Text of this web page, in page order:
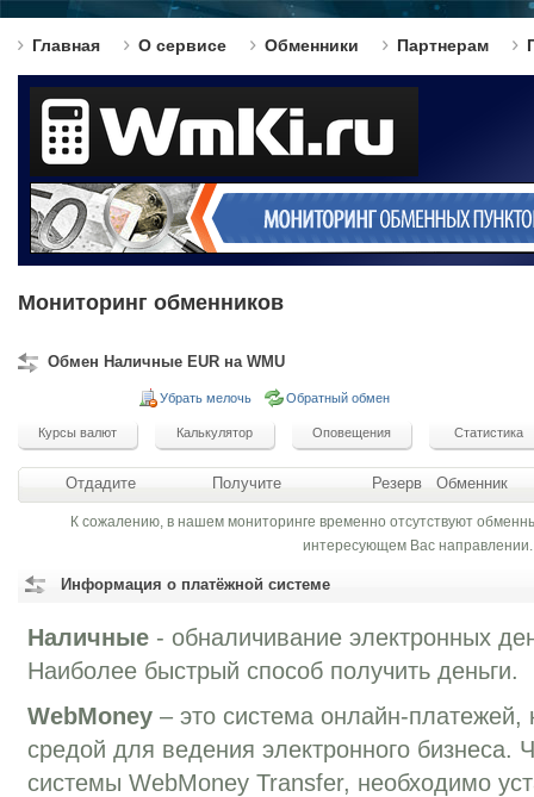
Главная О сервисе Обменники Партнерам
Мониторинг обменников
Обмен Наличные EUR на WMU
Убрать мелочь Обратный обмен
Отдадите Получите Резерв Обменник
К сожалению, в нашем мониторинге временно отсутствуют
интересующем Вас направлении.
Информация о платёжной системе
Наличные - обналичивание электронных
Наиболее быстрый способ получить деньги.
WebMoney – это система онлайн-платежей,
средой для ведения электронного бизнеса.
системы WebMoney Transfer, необходимо